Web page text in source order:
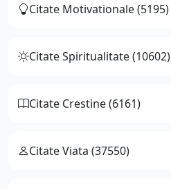
Citate Motivationale (5195)
Citate Spiritualitate (10602)
Citate Crestine (6161)
Citate Viata (37550)